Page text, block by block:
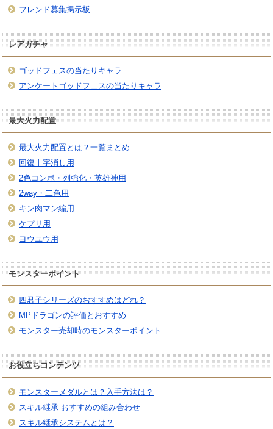
フレンド募集掲示板
レアガチャ
ゴッドフェスの当たりキャラ
アンケートゴッドフェスの当たりキャラ
最大火力配置
最大火力配置とは？一覧まとめ
回復十字消し用
2色コンボ・列強化・英雄神用
2way・二色用
キン肉マン編用
ケプリ用
ヨウユウ用
モンスターポイント
四君子シリーズのおすすめはどれ？
MPドラゴンの評価とおすすめ
モンスター売却時のモンスターポイント
お役立ちコンテンツ
モンスターメダルとは？入手方法は？
スキル継承 おすすめの組み合わせ
スキル継承システムとは？